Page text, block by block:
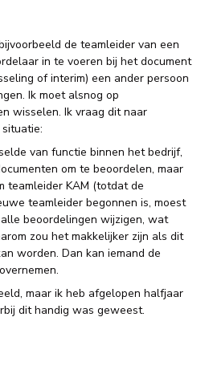
de teamleider van een
in te voeren bij het document
of interim) een ander persoon
Ik moet alsnog op
wisselen. Ik vraag dit naar
van functie binnen het bedrijf,
om te beoordelen, maar
teamleider KAM (totdat de
teamleider begonnen is, moest
beoordelingen wijzigen, wat
zou het makkelijker zijn als dit
worden. Dan kan iemand de
maar ik heb afgelopen halfjaar
dit handig was geweest.